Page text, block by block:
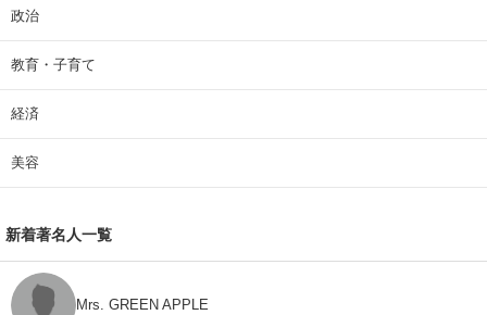
政治
教育・子育て
経済
美容
新着著名人一覧
Mrs. GREEN APPLE